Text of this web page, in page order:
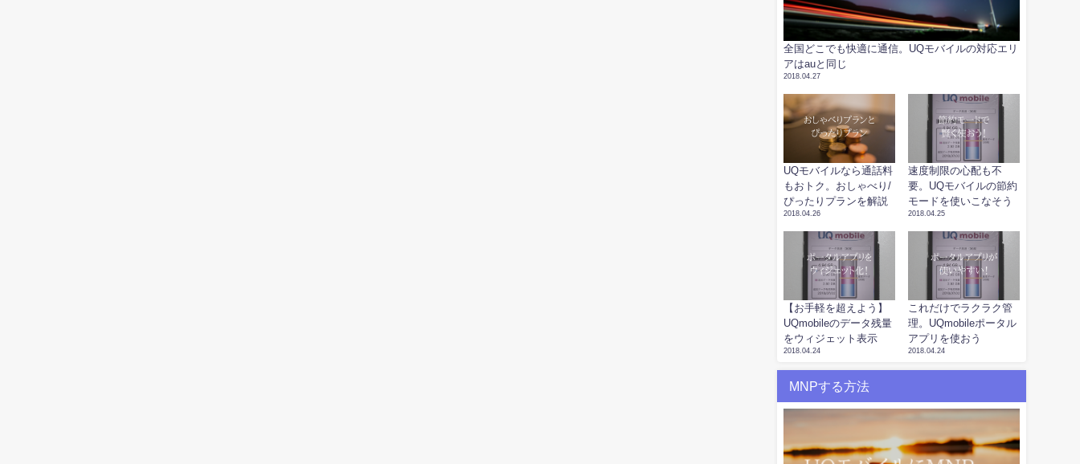
全国どこでも快適に通信。UQモバイルの対応エリ
アはauと同じ
2018.04.27
UQモバイルなら通話料
もおトク。おしゃべり/
ぴったりプランを解説
2018.04.26
速度制限の心配も不
要。UQモバイルの節約
モードを使いこなそう
2018.04.25
【お手軽を超えよう】
UQmobileのデータ残量
をウィジェット表示
2018.04.24
これだけでラクラク管
理。UQmobileポータル
アプリを使おう
2018.04.24
MNPする方法